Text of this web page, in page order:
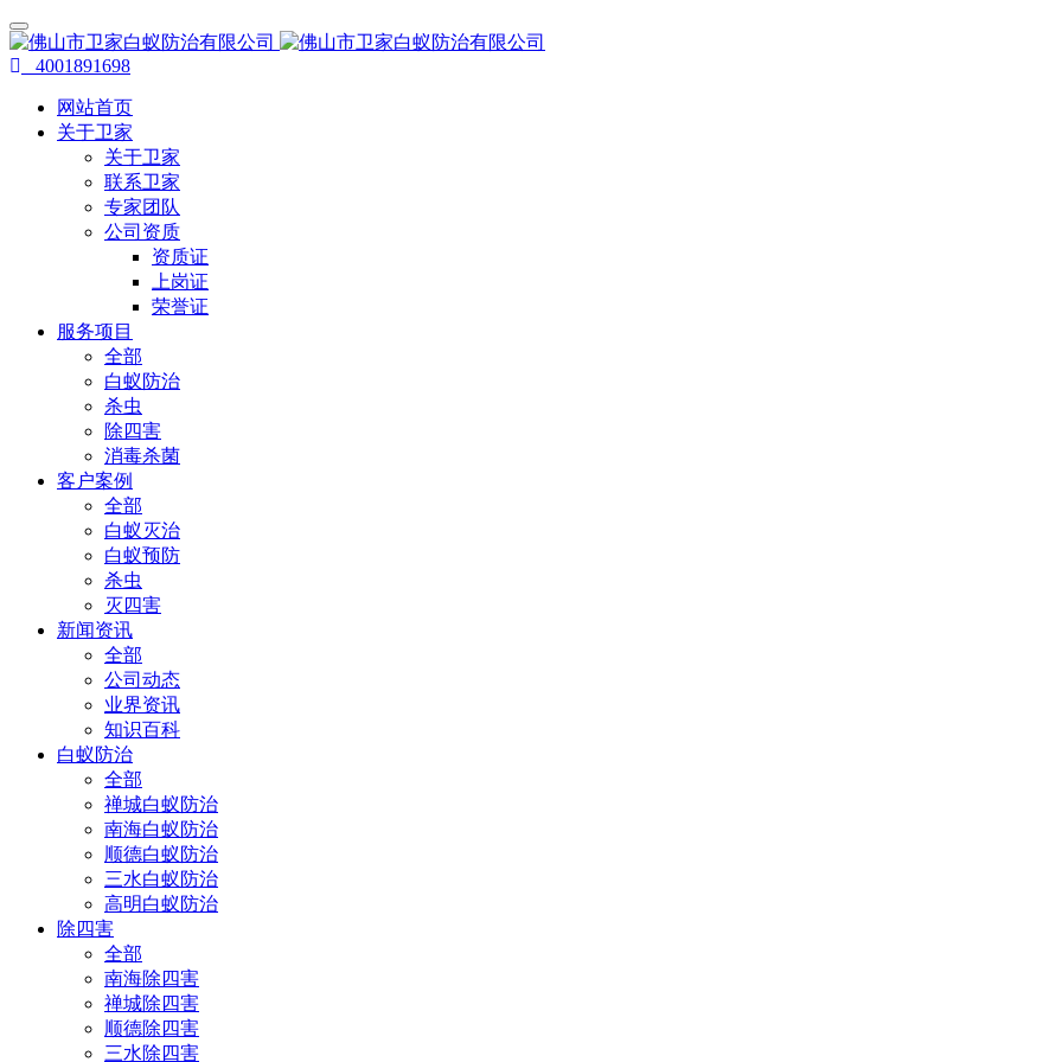
4001891698
网站首页
关于卫家
关于卫家
联系卫家
专家团队
公司资质
资质证
上岗证
荣誉证
服务项目
全部
白蚁防治
杀虫
除四害
消毒杀菌
客户案例
全部
白蚁灭治
白蚁预防
杀虫
灭四害
新闻资讯
全部
公司动态
业界资讯
知识百科
白蚁防治
全部
禅城白蚁防治
南海白蚁防治
顺德白蚁防治
三水白蚁防治
高明白蚁防治
除四害
全部
南海除四害
禅城除四害
顺德除四害
三水除四害